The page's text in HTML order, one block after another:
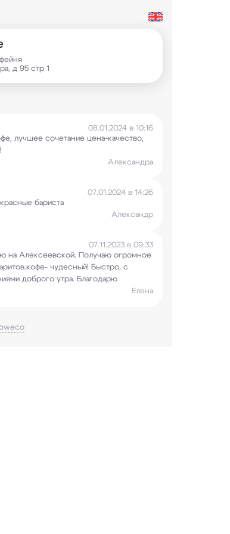
д 95 стр 1
08.01.2024 в 10:16
лучшее сочетание цена-качество,
Александра
07.01.2024 в 14:26
бариста
Александр
07.11.2023 в 09:33
на Алексеевской. Получаю огромное
чудесный! Быстро, с
доброго утра. Благодарю
Елена